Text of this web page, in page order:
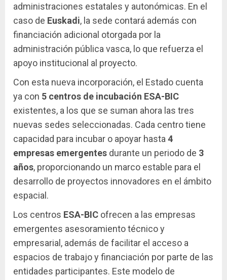
administraciones estatales y autonómicas. En el
caso de Euskadi, la sede contará además con
financiación adicional otorgada por la
administración pública vasca, lo que refuerza el
apoyo institucional al proyecto.
Con esta nueva incorporación, el Estado cuenta
ya con 5 centros de incubación ESA-BIC
existentes, a los que se suman ahora las tres
nuevas sedes seleccionadas. Cada centro tiene
capacidad para incubar o apoyar hasta 4
empresas emergentes durante un periodo de 3
años, proporcionando un marco estable para el
desarrollo de proyectos innovadores en el ámbito
espacial.
Los centros ESA-BIC ofrecen a las empresas
emergentes asesoramiento técnico y
empresarial, además de facilitar el acceso a
espacios de trabajo y financiación por parte de las
entidades participantes. Este modelo de